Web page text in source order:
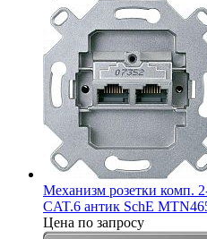
Механизм розетки комп.
CAT.6 антик SchE
Цена по запросу